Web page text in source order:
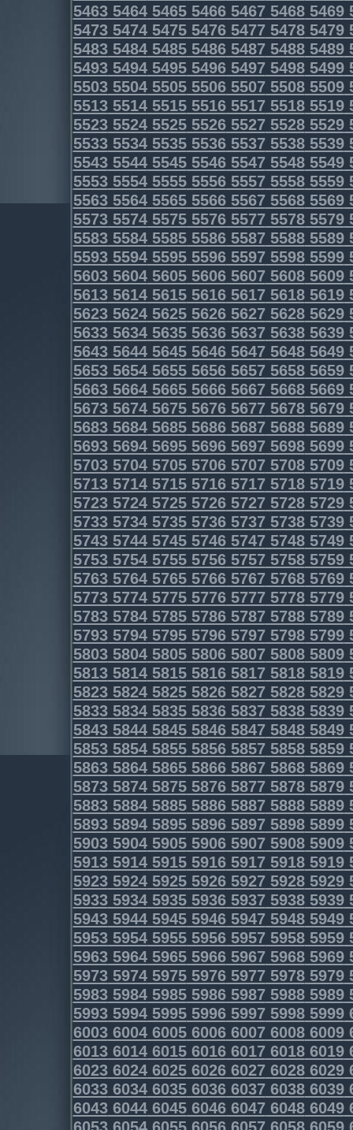
5463546454655466546754685469
5473547454755476547754785479
5483548454855486548754885489
5493549454955496549754985499
5503550455055506550755085509
5513551455155516551755185519
5523552455255526552755285529
5533553455355536553755385539
5543554455455546554755485549
5553555455555556555755585559
5563556455655566556755685569
5573557455755576557755785579
5583558455855586558755885589
5593559455955596559755985599
5603560456055606560756085609
5613561456155616561756185619
5623562456255626562756285629
5633563456355636563756385639
5643564456455646564756485649
5653565456555656565756585659
5663566456655666566756685669
5673567456755676567756785679
5683568456855686568756885689
5693569456955696569756985699
5703570457055706570757085709
5713571457155716571757185719
5723572457255726572757285729
5733573457355736573757385739
5743574457455746574757485749
5753575457555756575757585759
5763576457655766576757685769
5773577457755776577757785779
5783578457855786578757885789
5793579457955796579757985799
5803580458055806580758085809
5813581458155816581758185819
5823582458255826582758285829
5833583458355836583758385839
5843584458455846584758485849
5853585458555856585758585859
5863586458655866586758685869
5873587458755876587758785879
5883588458855886588758885889
5893589458955896589758985899
5903590459055906590759085909
5913591459155916591759185919
5923592459255926592759285929
5933593459355936593759385939
5943594459455946594759485949
5953595459555956595759585959
5963596459655966596759685969
5973597459755976597759785979
5983598459855986598759885989
5993599459955996599759985999
6003600460056006600760086009
6013601460156016601760186019
6023602460256026602760286029
6033603460356036603760386039
6043604460456046604760486049